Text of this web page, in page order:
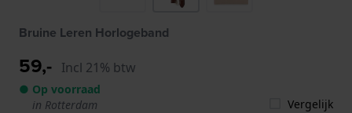
Bruine Leren Horlogeband
59,- Incl 21% btw
● Op voorraad
in Rotterdam
Vergelijk